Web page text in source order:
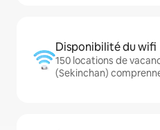
Disponibilité du wifi
150 locations de
(Sekinchan)